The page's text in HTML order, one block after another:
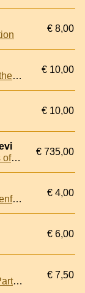
€ 8,00
Horror Movies: Tales of Terror in the Cinema
€ 10,00
€ 10,00
A Youth in Babylon: Confessions of a Trash-film King
€ 735,00
Filmgenres. Fantasy- und Märchenfilm
€ 4,00
€ 6,00
David Frost: An Autobiography. Part 1: From Congregations to Audiences
€ 7,50